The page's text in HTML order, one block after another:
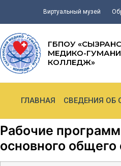
Виртуальный музей
ГБПОУ
МЕДИКО-
КОЛЛЕДЖ»
ГЛАВНАЯ СВЕДЕНИЯ ОБ
Рабочие
основного